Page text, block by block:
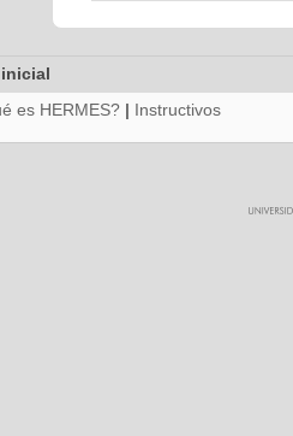
es HERMES? | Instructivos